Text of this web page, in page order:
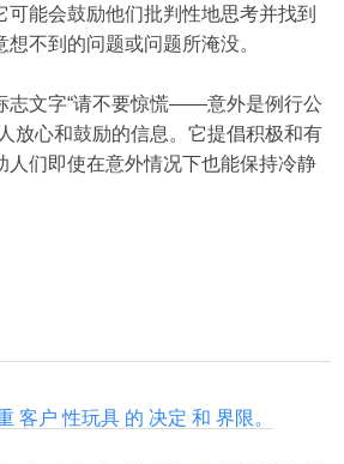
可能会鼓励他们批判性地思考并找到
不到的问题或问题所淹没。
志文字“请不要惊慌——意外是例行公
放心和鼓励的信息。它提倡积极和有
人们即使在意外情况下也能保持冷静
客户 性玩具 的 决定 和 界限。